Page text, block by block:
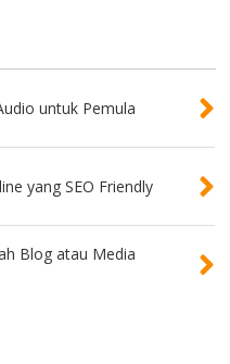
untuk Pemula
yang SEO Friendly
Blog atau Media